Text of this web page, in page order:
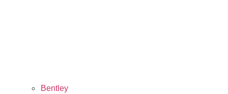
Bentley